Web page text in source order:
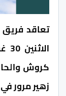
تعاقد
كروش
زهير مرور